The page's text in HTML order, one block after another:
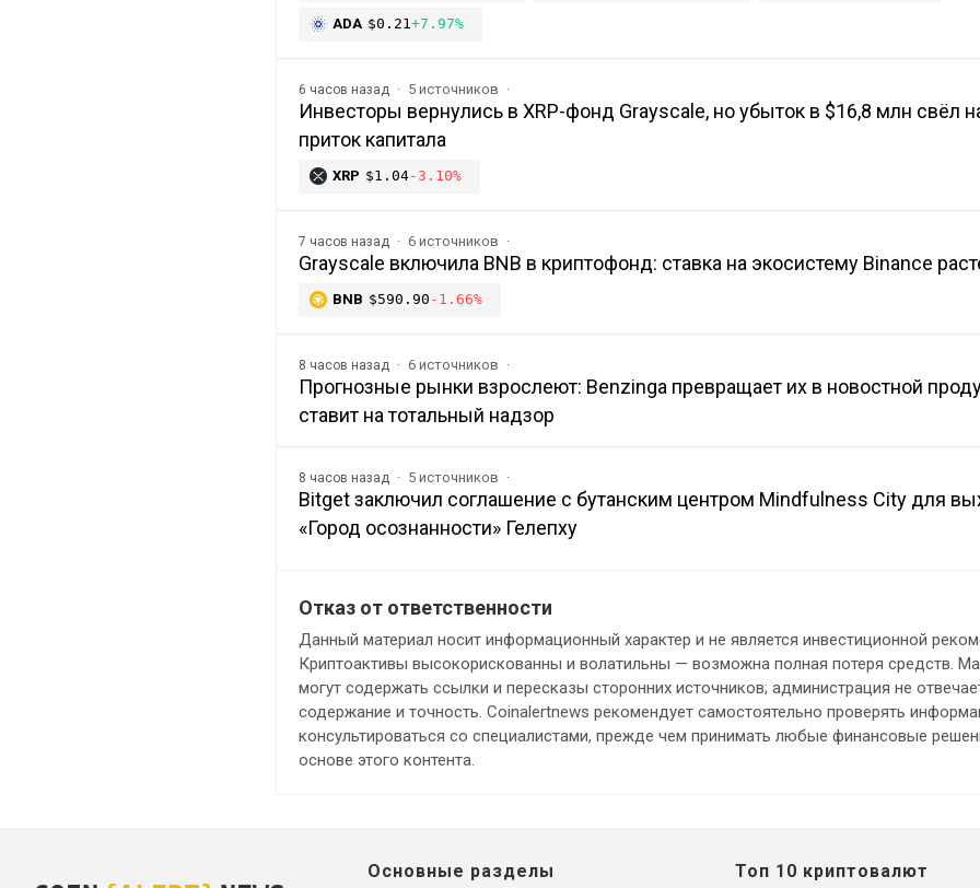
ADA $0.21+7.97%
6 часов назад 5 источников
Инвесторы вернулись в XRP-фонд Grayscale, но убыток в $16,8 млн свёл
приток капитала
XRP $1.04-3.10%
7 часов назад 6 источников
Grayscale включила BNB в криптофонд: ставка на экосистему Binance
BNB $590.90 -1.66%
8 часов назад 6 источников
Прогнозные рынки взрослеют: Benzinga превращает их в новостной
ставит на тотальный надзор
8 часов назад 5 источников
Bitget заключил соглашение с бутанским центром Mindfulness City для
«Город осознанности» Гелепху
Отказ от ответственности
Данный материал носит информационный характер и не является инвестиционной
Криптоактивы высокорискованны и волатильны — возможна полная потеря средств.
могут содержать ссылки и пересказы сторонних источников; администрация не
содержание и точность. Coinalertnews рекомендует самостоятельно проверять
консультироваться со специалистами, прежде чем принимать любые финансовые
основе этого контента.
Основные разделы Топ 10 криптовалют